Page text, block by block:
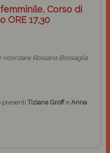
Corso di
ORE 17,30
Rossana Bossaglia
presenti Tiziana Groff e Anna